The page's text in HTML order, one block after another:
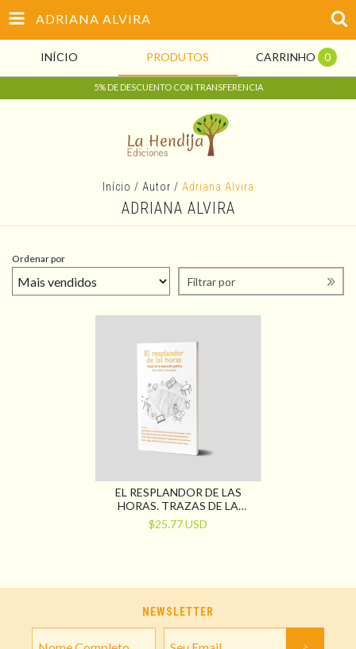
ADRIANA ALVIRA
INÍCIO PRODUTOS CARRINHO 0
5% DE DESCUENTO CON TRANSFERENCIA
Início / Autor / Adriana Alvira
ADRIANA ALVIRA
Ordenar por
Filtrar por
EL RESPLANDOR DE LAS
HORAS. TRAZAS DE LA
EDUCACIÓN PÚBLICA
$25.77 USD
NEWSLETTER